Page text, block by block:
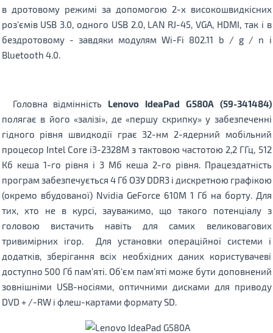
в дротовому режимі за допомогою 2-х високошвидкісних
роз'ємів USB 3.0, одного USB 2.0, LAN RJ-45, VGA, HDMI, так і в
бездротовому - завдяки модулям Wi-Fi 802.11 b / g / n і
Bluetooth 4.0.
Головна відмінність Lenovo IdeaPad G580A (59-341484)
полягає в його «залізі», де «першу скрипку» у забезпеченні
гідного рівня швидкодії грає 32-нм 2-ядерний мобільний
процесор Intel Core i3-2328M з тактовою частотою 2,2 ГГц, 512
Кб кеша 1-го рівня і 3 Мб кеша 2-го рівня. Працездатність
програм забезпечується 4 Гб ОЗУ DDR3 і дискретною графікою
(окремо вбудованої) Nvidia GeForce 610M 1 Гб на борту. Для
тих, хто не в курсі, зауважимо, що такого потенціалу з
головою вистачить навіть для самих великовагових
тривимірних ігор. Для установки операційної системи і
додатків, зберігання всіх необхідних даних користувачеві
доступно 500 Гб пам'яті. Об'єм пам'яті може бути доповнений
зовнішніми USB-носіями, оптичними дисками для приводу
DVD + /-RW і флеш-картами формату SD.